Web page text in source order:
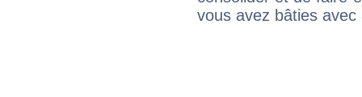
vous avez bâties avec